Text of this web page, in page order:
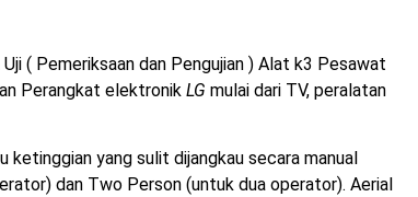
( Pemeriksaan dan Pengujian ) Alat k3 Pesawat
Perangkat elektronik LG mulai dari TV, peralatan
yang sulit dijangkau secara manual
dan Two Person (untuk dua operator). Aerial